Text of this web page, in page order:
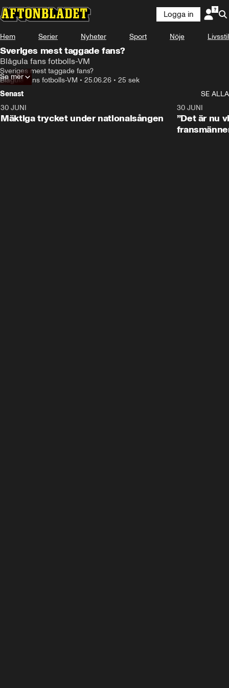
Logga in
Hem Serier Nyheter Sport Nöje Livsstil
Sveriges mest taggade fans?
Blågula fans fotbolls-VM
Sveriges mest taggade fans?
Blågula fans fotbolls-VM • 25.06.26 • 25 sek
Se mer
Senast
SE ALLA
30 JUNI
Mäktiga trycket under nationalsången
30 JUNI
”Det är nu